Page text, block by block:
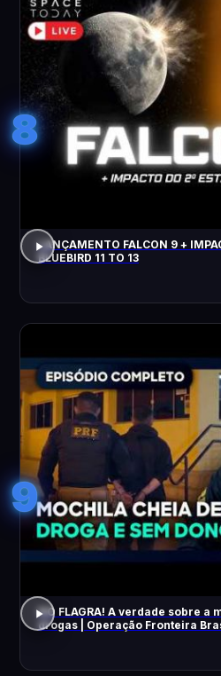
8
LANÇAMENTO FALCON 9 + IMPACTO NA LUA!!!! | MISSÃO
BLUEBIRD 11 TO 13
9
NO FLAGRA! A verdade sobre a
drogas | Operação Fronteira